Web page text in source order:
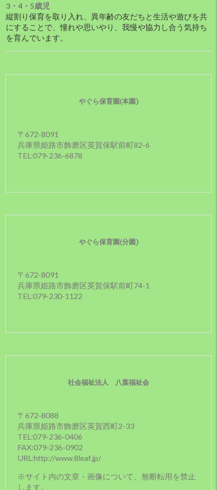
3・4・5歳児
縦割り保育を取り入れ、異年齢の友だちと生活や遊びを共
にすることで、憧れや思いやり、我慢や協力し合う気持ち
を育んでいます。
やぐら保育園(本園)
〒672-8091
兵庫県姫路市飾磨区英賀保駅前町82-6
TEL:079-236-6878
やぐら保育園(分園)
〒672-8091
兵庫県姫路市飾磨区英賀保駅前町74-1
TEL:079-230-1122
社会福祉法人 八葉福祉会
〒672-8088
兵庫県姫路市飾磨区英賀西町2-33
TEL:079-236-0406
FAX:079-236-0902
URL:http://www.8leaf.jp/
※サイト内の文章・画像について、無断転用を禁止
します。